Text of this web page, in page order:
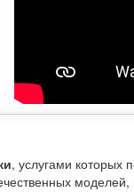
, услугами которых
моделей,